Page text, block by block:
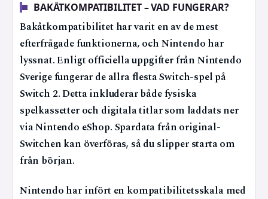
BAKÅTKOMPATIBILITET – VAD FUNGERAR?
Bakåtkompatibilitet har varit en av de mest
efterfrågade funktionerna, och Nintendo har
lyssnat. Enligt officiella uppgifter från Nintendo
Sverige fungerar de allra flesta Switch-spel på
Switch 2. Detta inkluderar både fysiska
spelkassetter och digitala titlar som laddats ner
via Nintendo eShop. Spardata från original-
Switchen kan överföras, så du slipper starta om
från början.
Nintendo har infört en kompatibilitetsskala med